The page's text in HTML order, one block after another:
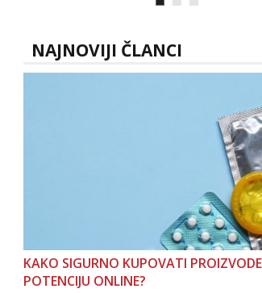
NAJNOVIJI ČLANCI
KAKO SIGURNO KUPOVATI
POTENCIJU ONLINE?